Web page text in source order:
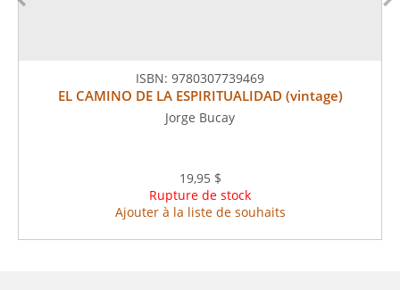
ISBN: 9780307739469
EL CAMINO DE LA ESPIRITUALIDAD (vintage)
Jorge Bucay
19,95 $
Rupture de stock
Ajouter à la liste de souhaits